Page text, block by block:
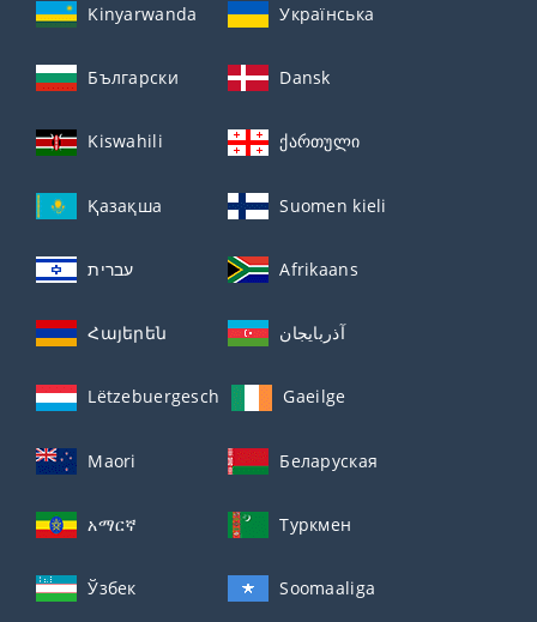
Kinyarwanda Українська
Български Dansk
Kiswahili ქართული
Қазақша Suomen kieli
עברית Afrikaans
Հայերեն آذربايجان
Lëtzebuergesch Gaeilge
Maori Беларуская
አማርኛ Туркмен
Ўзбек Soomaaliga